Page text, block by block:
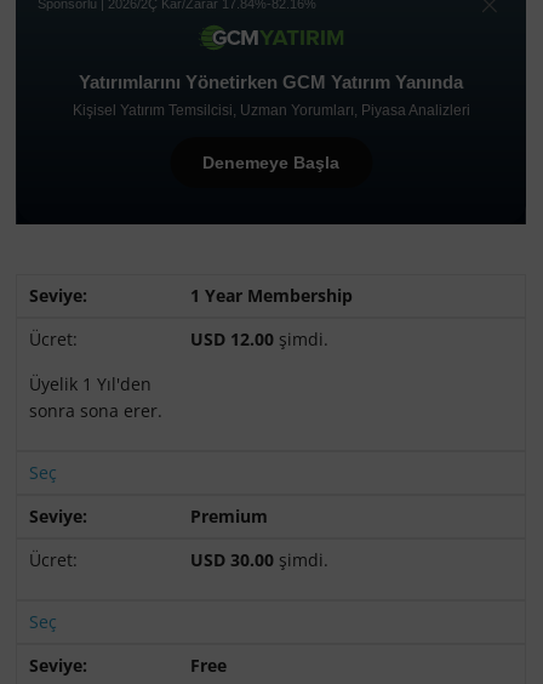
1 Year Membership
USD 12.00 şimdi.
Üyelik 1 Yıl'den
sonra sona erer.
Seç
Premium
USD 30.00 şimdi.
Seç
Free